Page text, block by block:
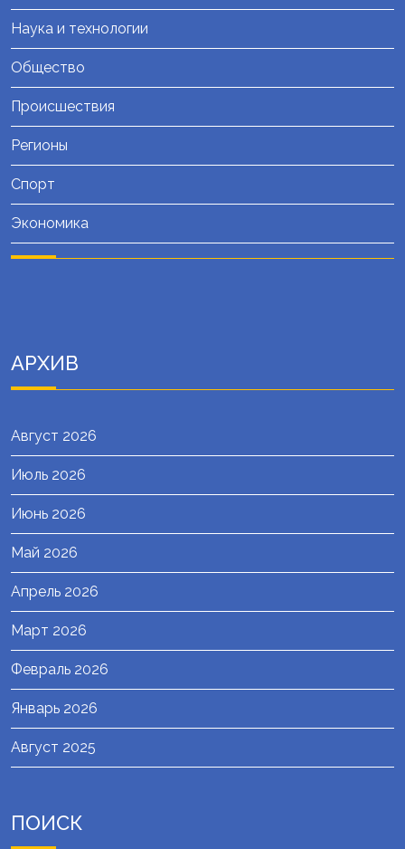
Наука и технологии
Общество
Происшествия
Регионы
Спорт
Экономика
АРХИВ
Август 2026
Июль 2026
Июнь 2026
Май 2026
Апрель 2026
Март 2026
Февраль 2026
Январь 2026
Август 2025
ПОИСК